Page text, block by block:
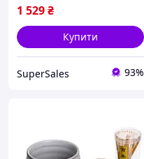
1 529₴
Купити
SuperSales 93%